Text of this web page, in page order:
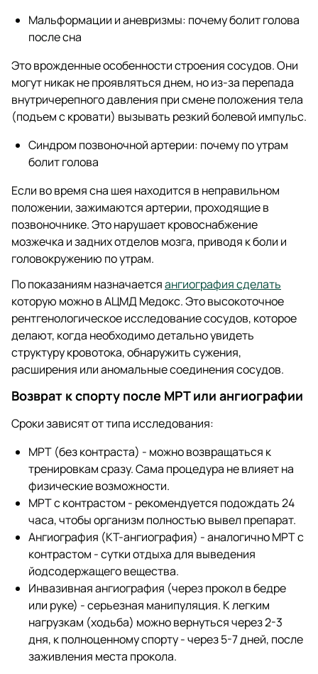
Мальформации и аневризмы: почему болит голова
после сна
Это врожденные особенности строения сосудов. Они
могут никак не проявляться днем, но из-за перепада
внутричерепного давления при смене положения тела
(подъем с кровати) вызывать резкий болевой импульс.
Синдром позвоночной артерии: почему по утрам
болит голова
Если во время сна шея находится в неправильном
положении, зажимаются артерии, проходящие в
позвоночнике. Это нарушает кровоснабжение
мозжечка и задних отделов мозга, приводя к боли и
головокружению по утрам.
По показаниям назначаетсяангиография сделать
которую можно в АЦМД Медокс. Это высокоточное
рентгенологическое исследование сосудов, которое
делают, когда необходимо детально увидеть
структуру кровотока, обнаружить сужения,
расширения или аномальные соединения сосудов.
Возврат к спорту после МРТ или ангиографии
Сроки зависят от типа исследования:
МРТ (без контраста) - можно возвращаться к
тренировкам сразу. Сама процедура не влияет на
физические возможности.
МРТ с контрастом - рекомендуется подождать 24
часа, чтобы организм полностью вывел препарат.
Ангиография (КТ-ангиография) - аналогично МРТ с
контрастом - сутки отдыха для выведения
йодсодержащего вещества.
Инвазивная ангиография (через прокол в бедре
или руке) - серьезная манипуляция. К легким
нагрузкам (ходьба) можно вернуться через 2-3
дня, к полноценному спорту - через 5-7 дней, после
заживления места прокола.